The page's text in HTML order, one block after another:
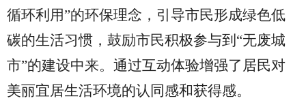
循环利用”的环保理念，引导市民形成绿色低
碳的生活习惯，鼓励市民积极参与到“无废城
市”的建设中来。通过互动体验增强了居民对
美丽宜居生活环境的认同感和获得感。